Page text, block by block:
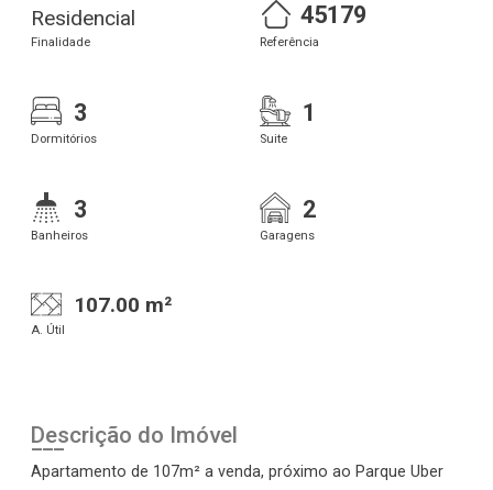
Residencial
Finalidade
45179
Referência
3
Dormitórios
1
Suite
3
Banheiros
2
Garagens
107.00 m²
A. Útil
Descrição do Imóvel
Apartamento de 107m² a venda, próximo ao Parque Uber